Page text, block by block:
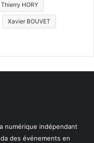
Thierry HORY
Xavier BOUVET
numérique indépendant
des événements en